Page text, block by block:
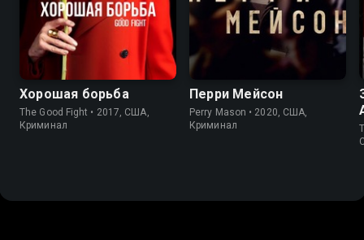
7.9 8.3
Хорошая борьба
The Good Fight • 2017, США,
Криминал
Перри Мейсон
Perry Mason • 2020, США,
Криминал